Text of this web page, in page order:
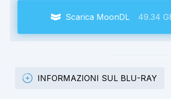
Scarica MoonDL 49.34
INFORMAZIONI SUL BLU-RAY